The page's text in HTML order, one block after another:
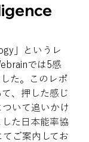
」というレ
では5感
た。このレポ
、押した感じ
いて追いかけ
た日本能率協
ご案内してお